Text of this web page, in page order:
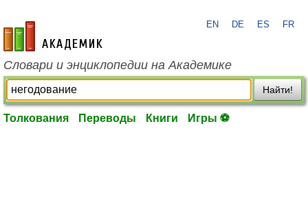
academic.ru
EN DE ES FR
Словари и энциклопедии на Академике
Найти!
Толкования Переводы Книги Игры ⚽